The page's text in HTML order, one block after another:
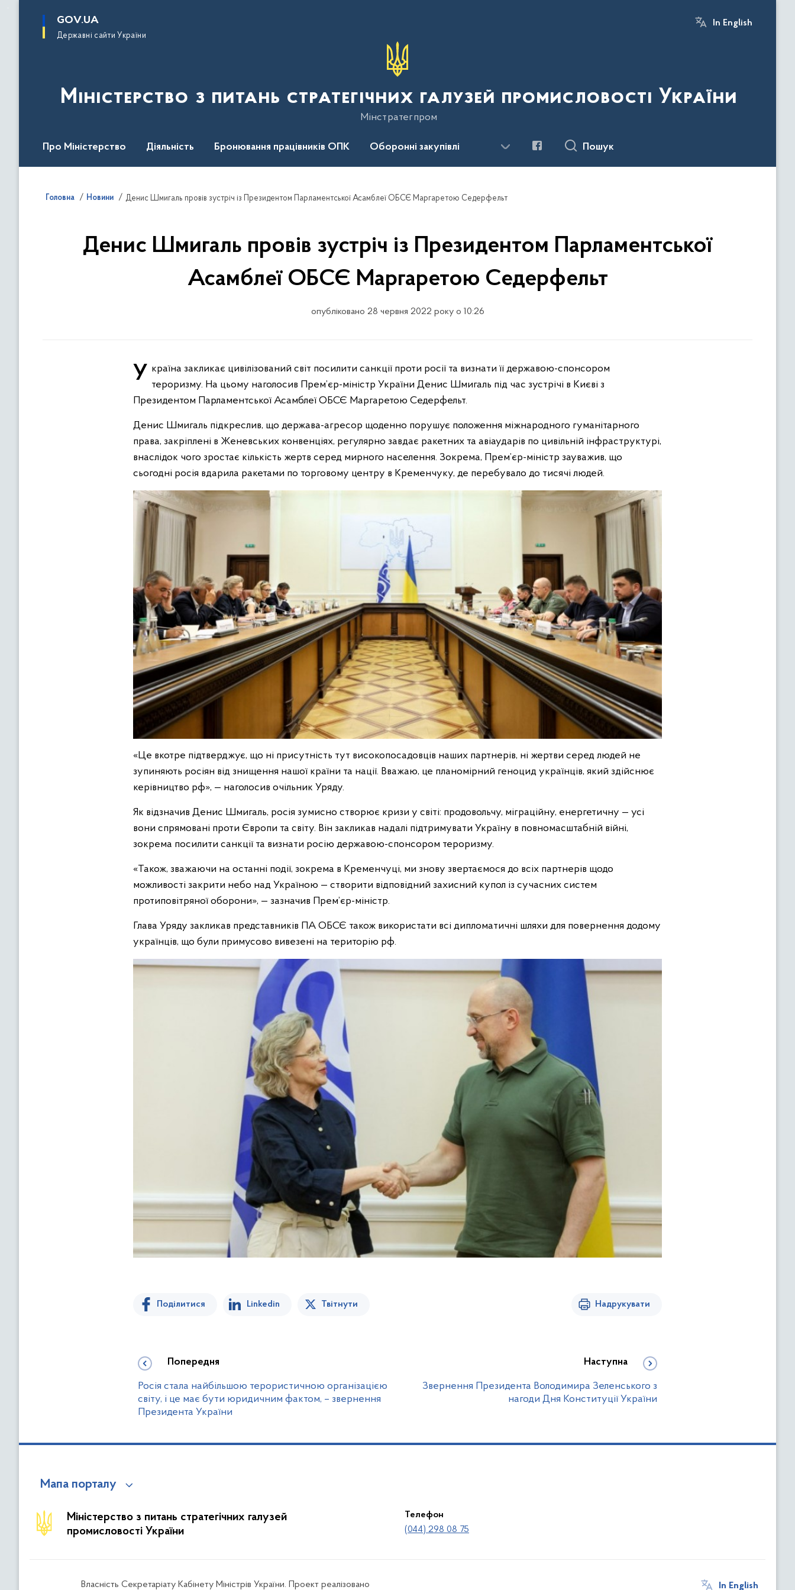
основного
GOV.UA
Державні сайти України
In English
Міністерство з питань стратегічних галузей промисловості України
Мінстратегпром
Про Міністерство Діяльність Бронювання працівників ОПК Оборонні закупівлі Пошук
Головна Новини Денис Шмигаль провів зустріч із Президентом Парламентської Асамблеї ОБСЄ Маргаретою Седерфельт
Денис Шмигаль провів зустріч із Президентом Парламентської
Асамблеї ОБСЄ Маргаретою Седерфельт
опубліковано 28 червня 2022 року о 10:26
Україна закликає цивілізований світ посилити санкції проти росії та визнати її державою-спонсором тероризму. На цьому наголосив Прем’єр-міністр України Денис Шмигаль під час зустрічі в Києві з
Президентом Парламентської Асамблеї ОБСЄ Маргаретою Седерфельт.
Денис Шмигаль підкреслив, що держава-агресор щоденно порушує положення міжнародного гуманітарного
права, закріплені в Женевських конвенціях, регулярно завдає ракетних та авіаударів по цивільній інфраструктурі,
внаслідок чого зростає кількість жертв серед мирного населення. Зокрема, Прем’єр-міністр зауважив, що
сьогодні росія вдарила ракетами по торговому центру в Кременчуку, де перебувало до тисячі людей.
«Це вкотре підтверджує, що ні присутність тут високопосадовців наших партнерів, ні жертви серед людей не
зупиняють росіян від знищення нашої країни та нації. Вважаю, це планомірний геноцид українців, який здійснює
керівництво рф», — наголосив очільник Уряду.
Як відзначив Денис Шмигаль, росія зумисно створює кризи у світі: продовольчу, міграційну, енергетичну — усі
вони спрямовані проти Європи та світу. Він закликав надалі підтримувати Україну в повномасштабній війні,
зокрема посилити санкції та визнати росію державою-спонсором тероризму.
«Також, зважаючи на останні події, зокрема в Кременчуці, ми знову звертаємося до всіх партнерів щодо
можливості закрити небо над Україною — створити відповідний захисний купол із сучасних систем
протиповітряної оборони», — зазначив Прем’єр-міністр.
Глава Уряду закликав представників ПА ОБСЄ також використати всі дипломатичні шляхи для повернення додому
українців, що були примусово вивезені на територію рф.
Поділитися Linkedin Твітнути Надрукувати
Попередня
Росія стала найбільшою терористичною організацією
світу, і це має бути юридичним фактом, – звернення
Президента України
Наступна
Звернення Президента Володимира Зеленського з
нагоди Дня Конституції України
Мапа порталу
Міністерство з питань стратегічних галузей
промисловості України
Телефон
(044) 298 08 75
Власність Секретаріату Кабінету Міністрів України. Проект реалізовано In English